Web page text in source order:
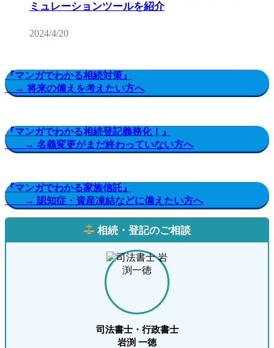
ミュレーションツールを紹介
2024/4/20
『マンガでわかる相続対策』
→ 将来の備えを考えたい方へ
『マンガでわかる相続登記義務化！』
→ 名義変更がまだ終わっていない方へ
『マンガでわかる家族信託』
→ 認知症・資産凍結などに備えたい方へ
相続・登記のご相談
司法書士・行政書士
岩渕 一徳